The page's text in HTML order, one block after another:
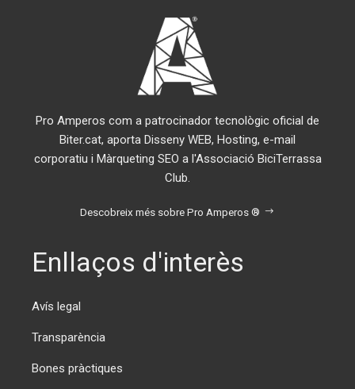
Pro Amperos com a patrocinador tecnològic oficial de
Biter.cat, aporta Disseny WEB, Hosting, e-mail
corporatiu i Màrqueting SEO a l'Associació BiciTerrassa
Club.
Descobreix més sobre Pro Amperos ®
Enllaços d'interès
Avís legal
Transparència
Bones pràctiques